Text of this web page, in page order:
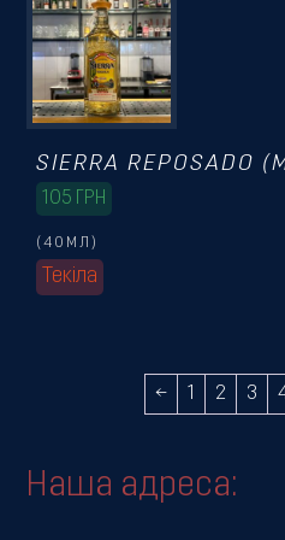
Текіла
(40МЛ)
SIERRA REPOSADO
105 ГРН
← 2 3
Наша адреса: